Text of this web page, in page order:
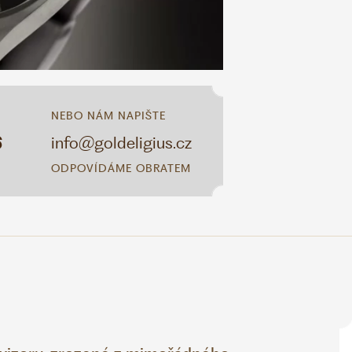
NEBO NÁM NAPIŠTE
info@goldeligius.cz
ODPOVÍDÁME OBRATEM